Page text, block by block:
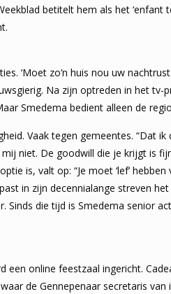
betitelt hem als het ‘enfant
‘Moet zo’n huis nou uw nachtrust
Na zijn optreden in het tv-
Smedema bedient alleen de
Vaak tegen gemeentes. “Dat ik
niet. De goodwill die je krijgt is
is, valt op: “Je moet ‘lef’
in zijn decennialange streven
die tijd is Smedema senior
online feestzaal ingericht.
de Gennepenaar secretaris